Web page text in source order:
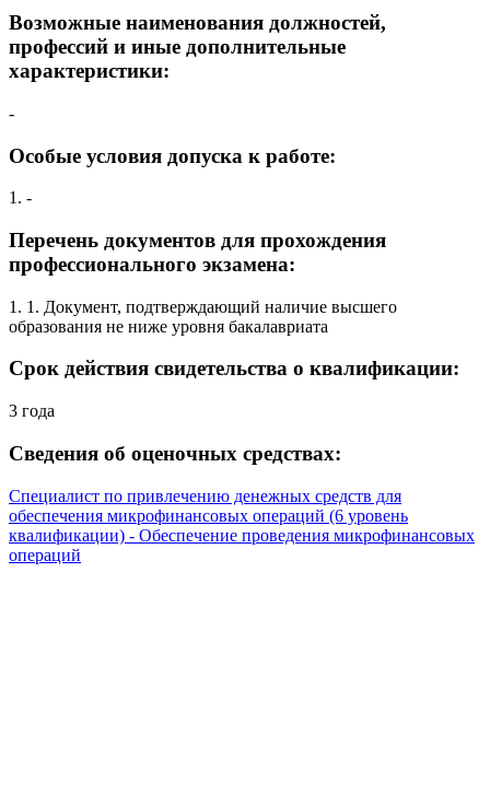
Возможные наименования должностей,
профессий и иные дополнительные
характеристики:
-
Особые условия допуска к работе:
1. -
Перечень документов для прохождения
профессионального экзамена:
1. 1. Документ, подтверждающий наличие высшего
образования не ниже уровня бакалавриата
Срок действия свидетельства о квалификации:
3 года
Сведения об оценочных средствах:
Специалист по привлечению денежных средств для
обеспечения микрофинансовых операций (6 уровень
квалификации) - Обеспечение проведения микрофинансовых
операций